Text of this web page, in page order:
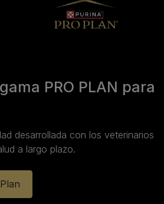
PRO PLAN para
desarrollada con los veterinarios
a largo plazo.